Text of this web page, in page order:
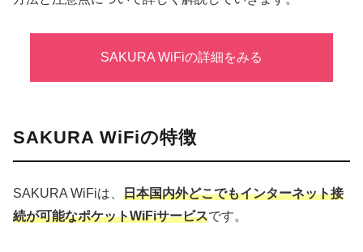
SAKURA WiFiの詳細をみる
SAKURA WiFiの特徴
SAKURA WiFiは、 日本国内外どこでもインターネット接
続が可能なポケットWiFiサービスです。